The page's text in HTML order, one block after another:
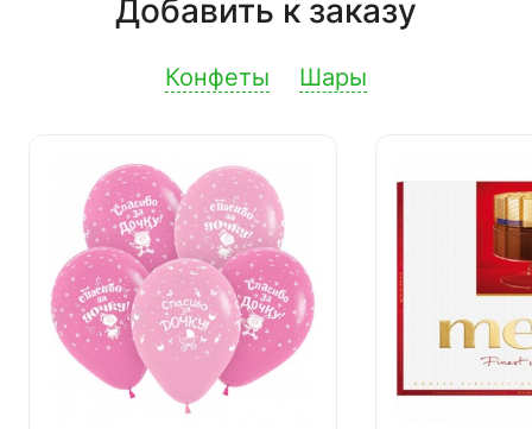
Добавить к заказу
Конфеты Шары